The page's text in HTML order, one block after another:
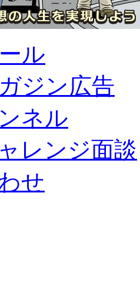
ル
ジン広告
ネル
レンジ面談
せ